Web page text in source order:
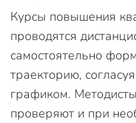
Курсы повышения
проводятся
самостоятельно
траекторию,
графиком.
проверяют и при